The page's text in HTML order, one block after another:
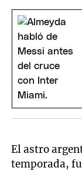
El astro
temporada,